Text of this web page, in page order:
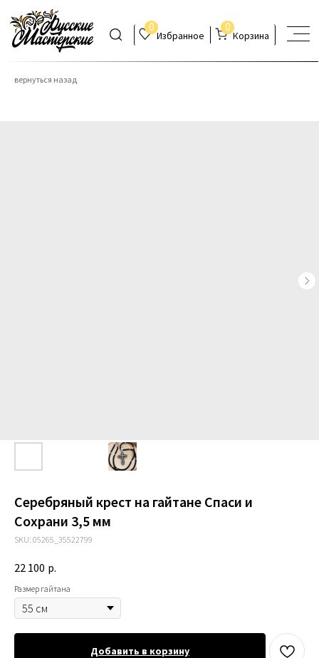
Избранное Корзина
вернуться назад
Серебряный крест на гайтане Спаси и
Сохрани 3,5 мм
SKU: 05265_35522799
22 100 р.
Размер гайтана
Добавить в корзину